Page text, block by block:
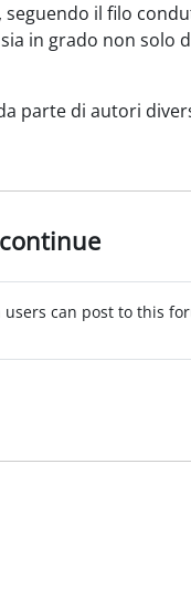
il filo
in grado non solo
parte di autori
users can post to this